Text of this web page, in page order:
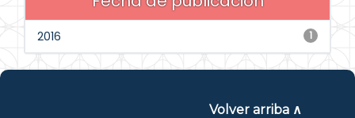
1
2016
Volver arriba ∧